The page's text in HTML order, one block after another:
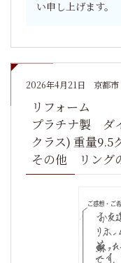
い申し上げます。
2026年4月21日 京都
リフォーム
プラチナ製 ダ
クラス) 重量9.5
その他 リング